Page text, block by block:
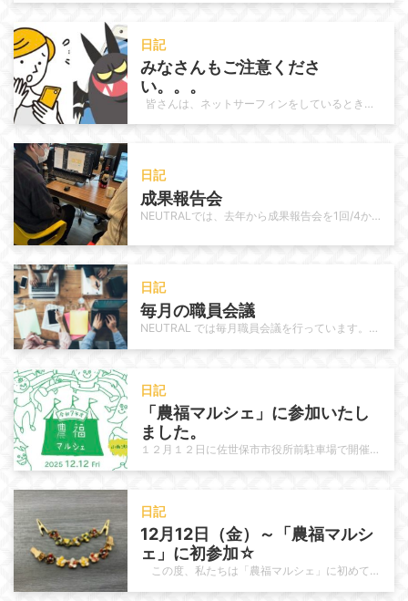
日記
みなさんもご注意くださ
い。。。
皆さんは、ネットサーフィンをしているときに 「続きを見る」というボタンをタップしたりクリックした結果、 まった…
日記
成果報告会
NEUTRALでは、去年から成果報告会を1回/4か月開催しています。1月19日にも 第4回目の発表を行ってもらいました。 こ…
日記
毎月の職員会議
NEUTRAL では毎月職員会議を行っています。会議の内容は様々ですが基本は“気になる利用者さん”の状況を具体的に問題提起し…
日記
「農福マルシェ」に参加いたし
ました。
１２月１２日に佐世保市市役所前駐車場で開催された「農福マルシェ」 に参加させていただきました。前日には、テントの設営をしっか…
日記
12月12日（金）～「農福マルシ
ェ」に初参加☆
この度、私たちは「農福マルシェ」に初めて参加することになりました！ たくさんの方に障害福祉への理解を深めてもらうことを目的…